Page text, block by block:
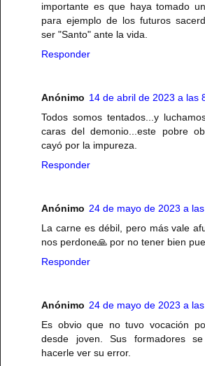
importante es que haya tomado
para ejemplo de los futuros
ser "Santo" ante la vida.
Responder
Anónimo 14 de abril de 2023 a las
Todos somos tentados...y
caras del demonio...este pobre
cayó por la impureza.
Responder
Anónimo 24 de mayo de 2023 a las
La carne es débil, pero más vale
nos perdone🙏 por no tener bien
Responder
Anónimo 24 de mayo de 2023 a las
Es obvio que no tuvo vocación
desde joven. Sus formadores
hacerle ver su error.